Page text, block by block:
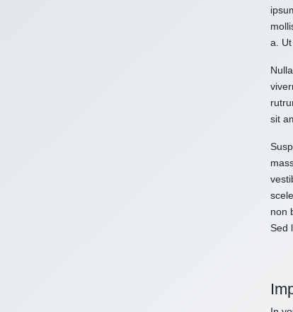
a.
sit
non
Sed